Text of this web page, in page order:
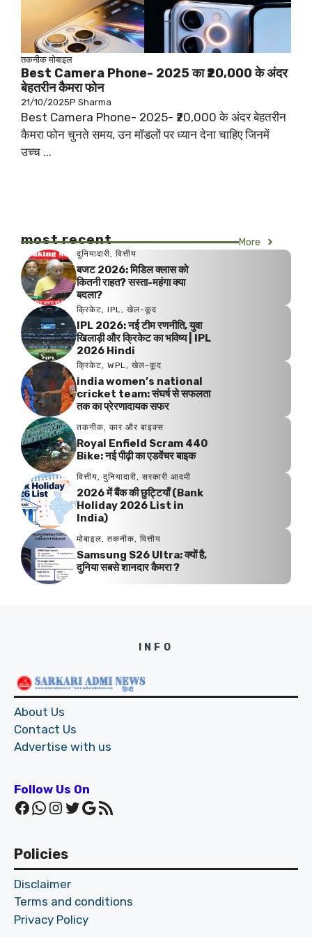
तकनीक मोबाइल
Best Camera Phone- 2025 का ₹20,000 के अंदर
बेहतरीन कैमरा फोन
21/10/2025P Sharma
Best Camera Phone- 2025- ₹20,000 के अंदर बेहतरीन
कैमरा फोन चुनते समय, उन मॉडलों पर ध्यान देना चाहिए जिनमें
उच्च ...
most recent More
दुनियादारी, वित्तीय
बजट 2026: मिडिल क्लास को
कितनी राहत? सस्ता-महंगा क्या
बदला?
क्रिकेट, IPL, खेल-कूद
IPL 2026: नई टीम रणनीति, युवा
खिलाड़ी और क्रिकेट का भविष्य | IPL
2026 Hindi
क्रिकेट, WPL, खेल-कूद
india women’s national
cricket team: संघर्ष से सफलता
तक का प्रेरणादायक सफर
तकनीक, कार और बाइक्स
Royal Enfield Scram 440
Bike: नई पीढ़ी का एडवेंचर बाइक
वित्तीय, दुनियादारी, सरकारी आदमी
2026 में बैंक की छुट्टियाँ (Bank
Holiday 2026 List in
India)
मोबाइल, तकनीक, वित्तीय
Samsung S26 Ultra: क्यों है,
दुनिया सबसे शानदार कैमरा ?
INFO
About Us
Contact Us
Advertise with us
Follow Us On
Facebook WhatsApp Instagram Twitter Google RSS Feed
Policies
Disclaimer
Terms and conditions
Privacy Policy